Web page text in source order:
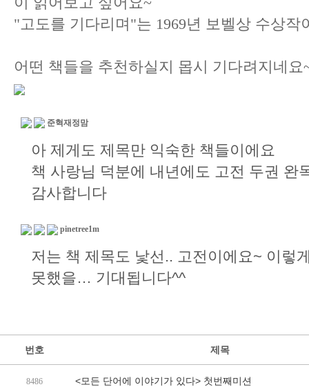
"고도를 기다리며"는 1969년 보벨상 수상작
어떤 책들을 추천하실지 몹시 기다려지네요
준혁재정맘
아 제게도 제목만 익숙한 책들이에요
책 사랑님 덕분에 내년에도 고전 두권 완
감사합니다
pinetree1m
저는 책 제목도 낯선.. 고전이에요~ 이렇
못했을… 기대됩니다^^
번호 제목
8486 <모든 단어에 이야기가 있다> 첫번째미션